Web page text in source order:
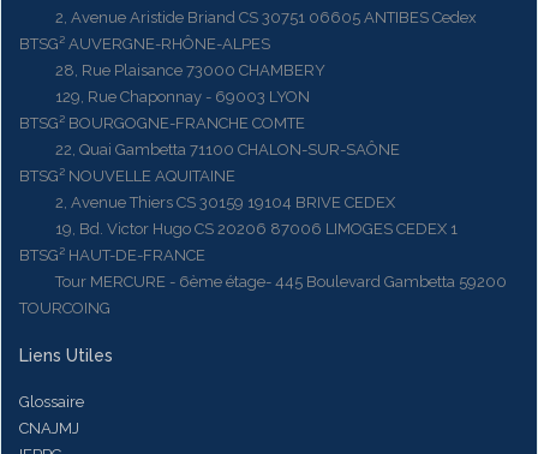
2, Avenue Aristide Briand CS 30751 06605 ANTIBES Cedex
BTSG² AUVERGNE-RHÔNE-ALPES
28, Rue Plaisance 73000 CHAMBERY
129, Rue Chaponnay - 69003 LYON
BTSG² BOURGOGNE-FRANCHE COMTE
22, Quai Gambetta 71100 CHALON-SUR-SAÔNE
BTSG² NOUVELLE AQUITAINE
2, Avenue Thiers CS 30159 19104 BRIVE CEDEX
19, Bd. Victor Hugo CS 20206 87006 LIMOGES CEDEX 1
BTSG² HAUT-DE-FRANCE
Tour MERCURE - 6ème étage- 445 Boulevard Gambetta 59200
TOURCOING
Liens Utiles
Glossaire
CNAJMJ